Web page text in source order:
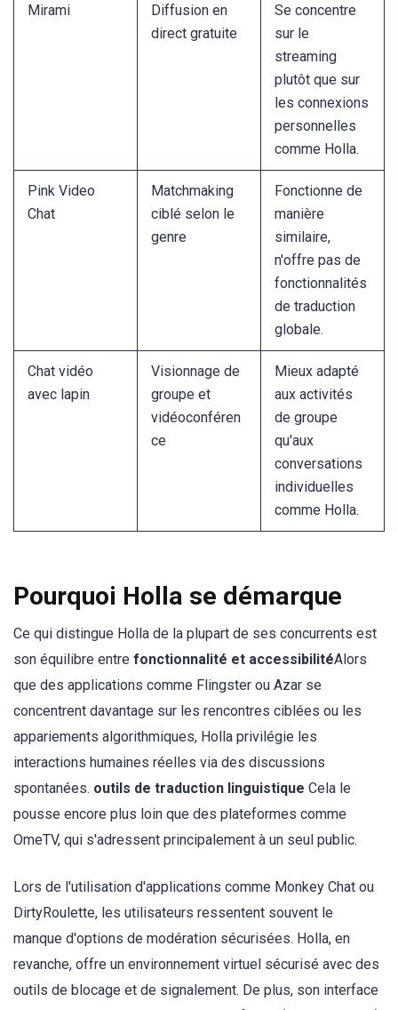
Mirami
Diffusion en
direct gratuite
Se concentre
sur le
streaming
plutôt que sur
les connexions
personnelles
comme Holla.
Pink Video
Chat
Matchmaking
ciblé selon le
genre
Fonctionne de
manière
similaire,
n'offre pas de
fonctionnalités
de traduction
globale.
Chat vidéo
avec lapin
Visionnage de
groupe et
vidéoconféren
ce
Mieux adapté
aux activités
de groupe
qu'aux
conversations
individuelles
comme Holla.
Pourquoi Holla se démarque
Ce qui distingue Holla de la plupart de ses concurrents est
son équilibre entre fonctionnalité et accessibilitéAlors
que des applications comme Flingster ou Azar se
concentrent davantage sur les rencontres ciblées ou les
appariements algorithmiques, Holla privilégie les
interactions humaines réelles via des discussions
spontanées. outils de traduction linguistique Cela le
pousse encore plus loin que des plateformes comme
OmeTV, qui s'adressent principalement à un seul public.
Lors de l'utilisation d'applications comme Monkey Chat ou
DirtyRoulette, les utilisateurs ressentent souvent le
manque d'options de modération sécurisées. Holla, en
revanche, offre un environnement virtuel sécurisé avec des
outils de blocage et de signalement. De plus, son interface